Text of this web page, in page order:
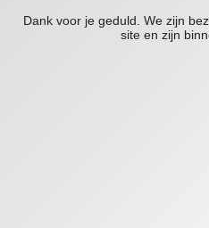
Dank voor je geduld. We zijn
site en zijn